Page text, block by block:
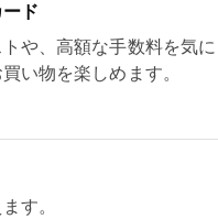
ド
や、高額な手数料を気に
い物を楽しめます。
す。